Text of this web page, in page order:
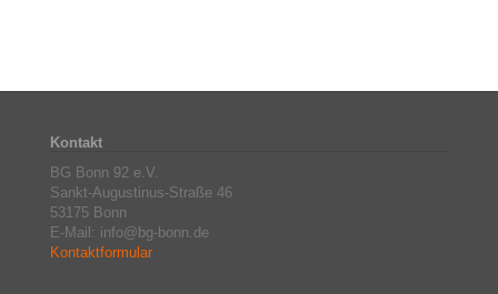
Kontakt
BG Bonn 92 e.V.
Sankt-Augustinus-Straße 46
53175 Bonn
E-Mail: info@bg-bonn.de
Kontaktformular